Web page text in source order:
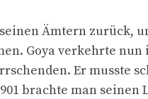
seinen Ämtern zurück,
Goya verkehrte
Er musste
brachte man